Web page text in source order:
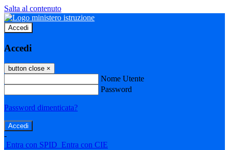
Salta al contenuto
Accedi
Accedi
button close ×
Nome Utente
Password
Password dimenticata?
-
Entra con SPID Entra con CIE